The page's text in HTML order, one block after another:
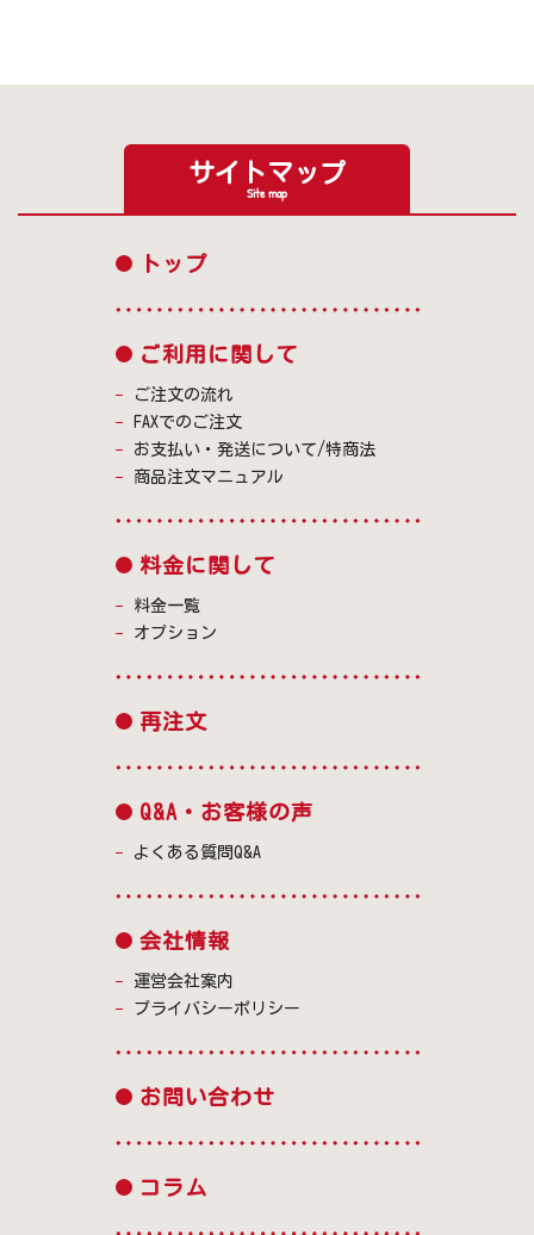
サイトマップ
Site map
トップ
ご利用に関して
ご注文の流れ
FAXでのご注文
お支払い・発送について/特商法
商品注文マニュアル
料金に関して
料金一覧
オプション
再注文
Q&A・お客様の声
よくある質問Q&A
会社情報
運営会社案内
プライバシーポリシー
お問い合わせ
コラム